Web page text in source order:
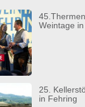
Weintage
25.
in Fehring